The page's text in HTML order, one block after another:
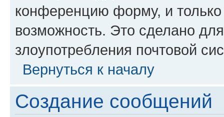
конференцию форму, и
возможность. Это сделано
злоупотребления почтовой
Вернуться к началу
Создание сообщений